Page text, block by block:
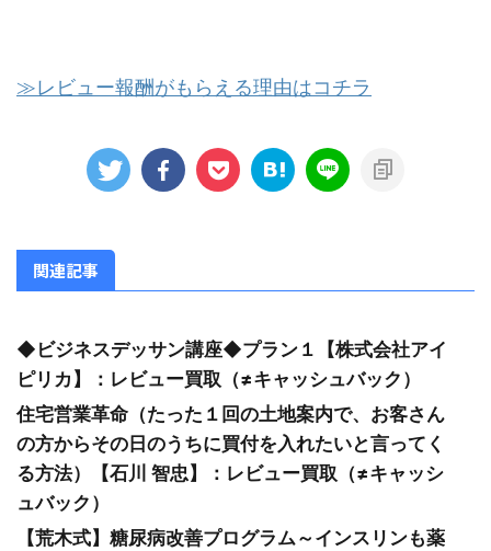
≫レビュー報酬がもらえる理由はコチラ
関連記事
◆ビジネスデッサン講座◆プラン１【株式会社アイ
ピリカ】：レビュー買取（≠キャッシュバック）
住宅営業革命（たった１回の土地案内で、お客さん
の方からその日のうちに買付を入れたいと言ってく
る方法）【石川 智忠】：レビュー買取（≠キャッシ
ュバック）
【荒木式】糖尿病改善プログラム～インスリンも薬